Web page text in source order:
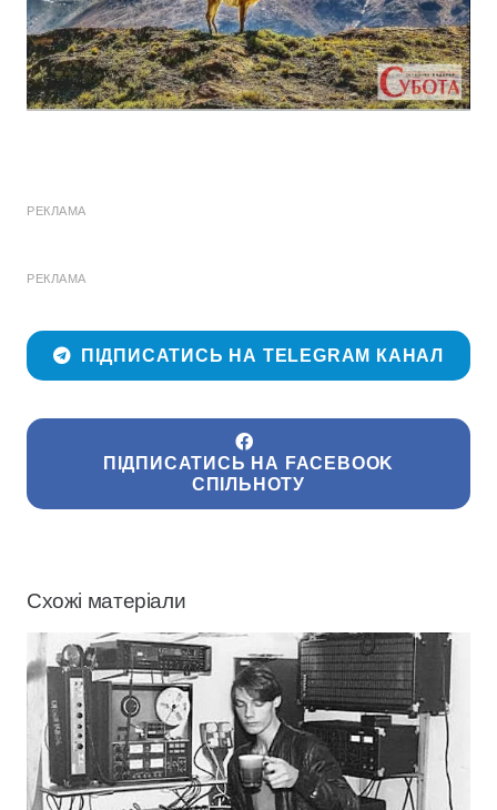
РЕКЛАМА
РЕКЛАМА
ПІДПИСАТИСЬ НА TELEGRAM КАНАЛ
ПІДПИСАТИСЬ НА FACEBOOK
СПІЛЬНОТУ
Схожі матеріали